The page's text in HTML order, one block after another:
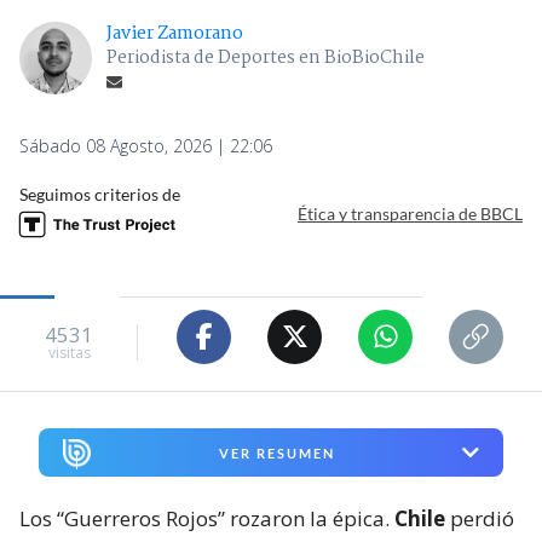
Javier Zamorano
Periodista de Deportes en BioBioChile
Sábado 08 Agosto, 2026 | 22:06
Seguimos criterios de
Ética y transparencia de BBCL
4531
visitas
VER RESUMEN
Los “Guerreros Rojos” rozaron la épica. Chile perdió